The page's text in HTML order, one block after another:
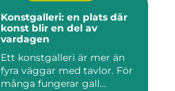
Konstgalleri: en plats där
konst blir en del av
vardagen
Ett konstgalleri är mer än
fyra väggar med tavlor. För
många fungerar gall...